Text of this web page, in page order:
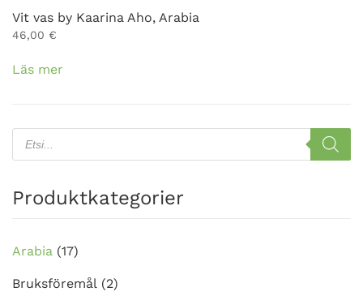
Vit vas by Kaarina Aho, Arabia
46,00 €
Läs mer
Products
search
Produktkategorier
Arabia (17)
Bruksföremål (2)